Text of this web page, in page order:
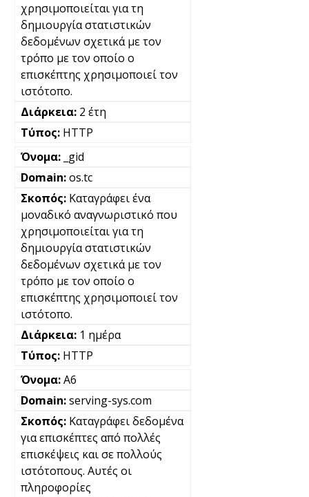
χρησιμοποιείται για τη
δημιουργία στατιστικών
δεδομένων σχετικά με τον
τρόπο με τον οποίο ο
επισκέπτης χρησιμοποιεί τον
ιστότοπο.
2 έτη
HTTP
_gid
os.tc
Καταγράφει ένα
μοναδικό αναγνωριστικό που
χρησιμοποιείται για τη
δημιουργία στατιστικών
δεδομένων σχετικά με τον
τρόπο με τον οποίο ο
επισκέπτης χρησιμοποιεί τον
ιστότοπο.
1 ημέρα
HTTP
A6
serving-sys.com
Καταγράφει δεδομένα
για επισκέπτες από πολλές
επισκέψεις και σε πολλούς
ιστότοπους. Αυτές οι
πληροφορίες